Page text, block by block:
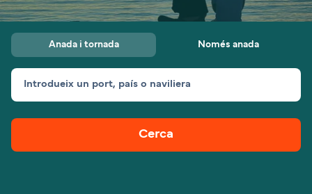
Ferris
Anada i tornada Només anada
Introdueix un port, país o naviliera
Cerca